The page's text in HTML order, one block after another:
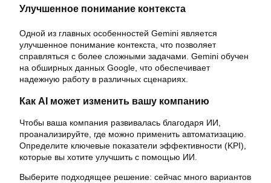
Улучшенное понимание контекста
Одной из главных особенностей Gemini является
улучшенное понимание контекста, что позволяет
справляться с более сложными задачами. Gemini обучен
на обширных данных Google, что обеспечивает
надежную работу в различных сценариях.
Как AI может изменить вашу компанию
Чтобы ваша компания развивалась благодаря ИИ,
проанализируйте, где можно применить автоматизацию.
Определите ключевые показатели эффективности (KPI),
которые вы хотите улучшить с помощью ИИ.
Выберите подходящее решение: сейчас много вариантов